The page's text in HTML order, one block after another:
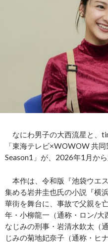
なにわ男子の大西流星と、
「東海テレビ×WOWOW 共
Season1」が、2026年1月から
本作は、令和版『池袋ウエ
集める岩井圭也氏の小説『横
華街を舞台に、事故で父親を
年・小柳龍一（通称・ロン/大
なじみの刑事・岩清水欽太（
じみの菊地妃奈子（通称・ヒ